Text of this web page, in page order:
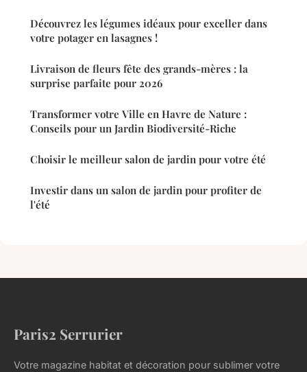
Découvrez les légumes idéaux pour exceller dans
votre potager en lasagnes !
Livraison de fleurs fête des grands-mères : la
surprise parfaite pour 2026
Transformer votre Ville en Havre de Nature :
Conseils pour un Jardin Biodiversité-Riche
Choisir le meilleur salon de jardin pour votre été
Investir dans un salon de jardin pour profiter de
l'été
Paris2 Serrurier
Votre magazine habitat et décoration pour sublimer votre